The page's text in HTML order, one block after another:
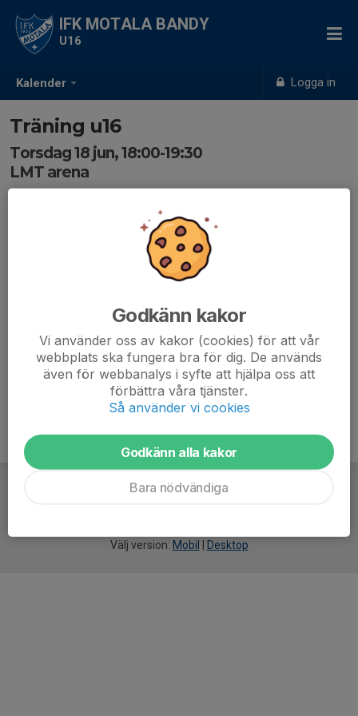
Kalender Logga in
IFK MOTALA BANDY
U16
Träning u16
Torsdag 18 jun, 18:00-19:30
LMT arena
Välj version: Mobil Desktop
Godkänn kakor
Vi använder oss av kakor (cookies) för att vår
webbplats ska fungera bra för dig. De används
även för webbanalys i syfte att hjälpa oss att
förbättra våra tjänster.
Så använder vi cookies
Godkänn alla kakor
Bara nödvändiga